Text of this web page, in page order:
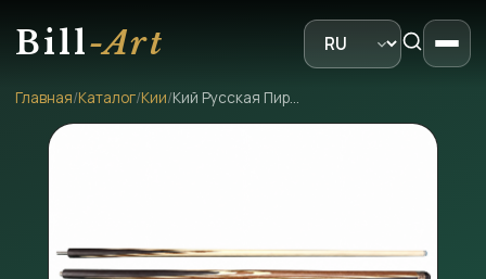
Bill-Art
Главная/Каталог/Кии/ Кий Русская Пирамида черный граб лайсвуд